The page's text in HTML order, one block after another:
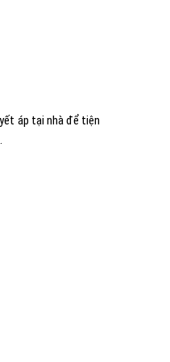
áp tại nhà để tiện